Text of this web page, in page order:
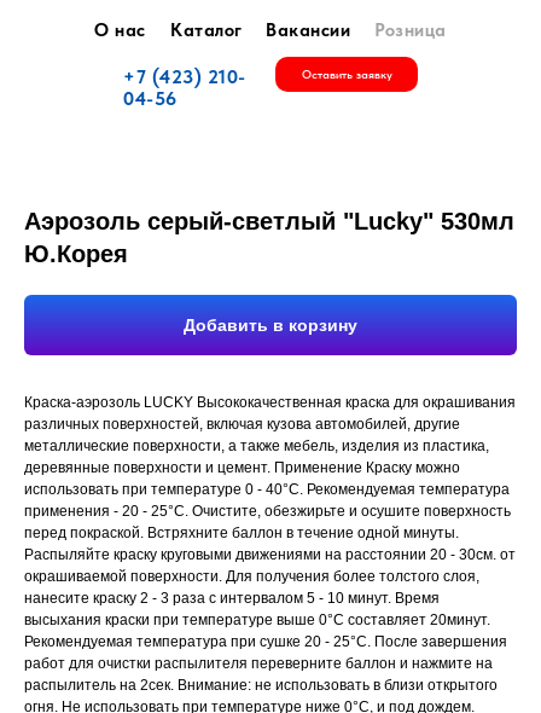
+7 (423) 210-
04-56
Оставить заявку
О нас Каталог Вакансии Розница
Аэрозоль серый-светлый "Lucky" 530мл
Ю.Корея
Добавить в корзину
Краска-аэрозоль LUCKY Высококачественная краска для окрашивания
различных поверхностей, включая кузова автомобилей, другие
металлические поверхности, а также мебель, изделия из пластика,
деревянные поверхности и цемент. Применение Краску можно
использовать при температуре 0 - 40°С. Рекомендуемая температура
применения - 20 - 25°С. Очистите, обезжирьте и осушите поверхность
перед покраской. Встряхните баллон в течение одной минуты.
Распыляйте краску круговыми движениями на расстоянии 20 - 30см. от
окрашиваемой поверхности. Для получения более толстого слоя,
нанесите краску 2 - 3 раза с интервалом 5 - 10 минут. Время
высыхания краски при температуре выше 0°С составляет 20минут.
Рекомендуемая температура при сушке 20 - 25°С. После завершения
работ для очистки распылителя переверните баллон и нажмите на
распылитель на 2сек. Внимание: не использовать в близи открытого
огня. Не использовать при температуре ниже 0°С, и под дождем.